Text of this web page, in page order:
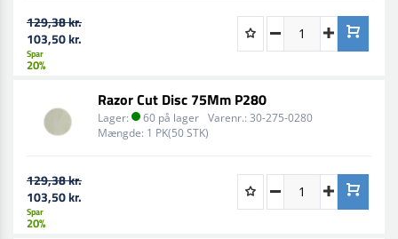
129,38 kr.
103,50 kr.
Spar
20%
Razor Cut Disc 75Mm P280
Lager: 60 på lager Varenr.: 30-275-0280
Mængde: 1 PK(50 STK)
129,38 kr.
103,50 kr.
Spar
20%